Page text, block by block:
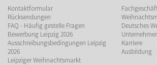
Kontaktformular
Rücksendungen
FAQ - Häufig gestelle Fragen
Bewerbung Leipzig 2026
Ausschreibungsbedingungen Leipzig
2026
Leipziger Weihnachtsmarkt
Deutsches
Karriere
Ausbildung